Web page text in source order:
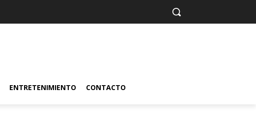
ENTRETENIMIENTO CONTACTO